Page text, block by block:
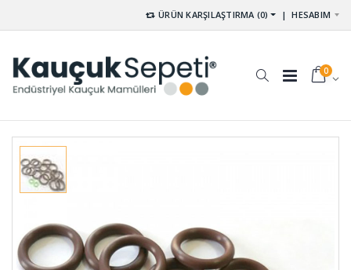
ÜRÜN KARŞILAŞTIRMA (0) |HESABIM
0